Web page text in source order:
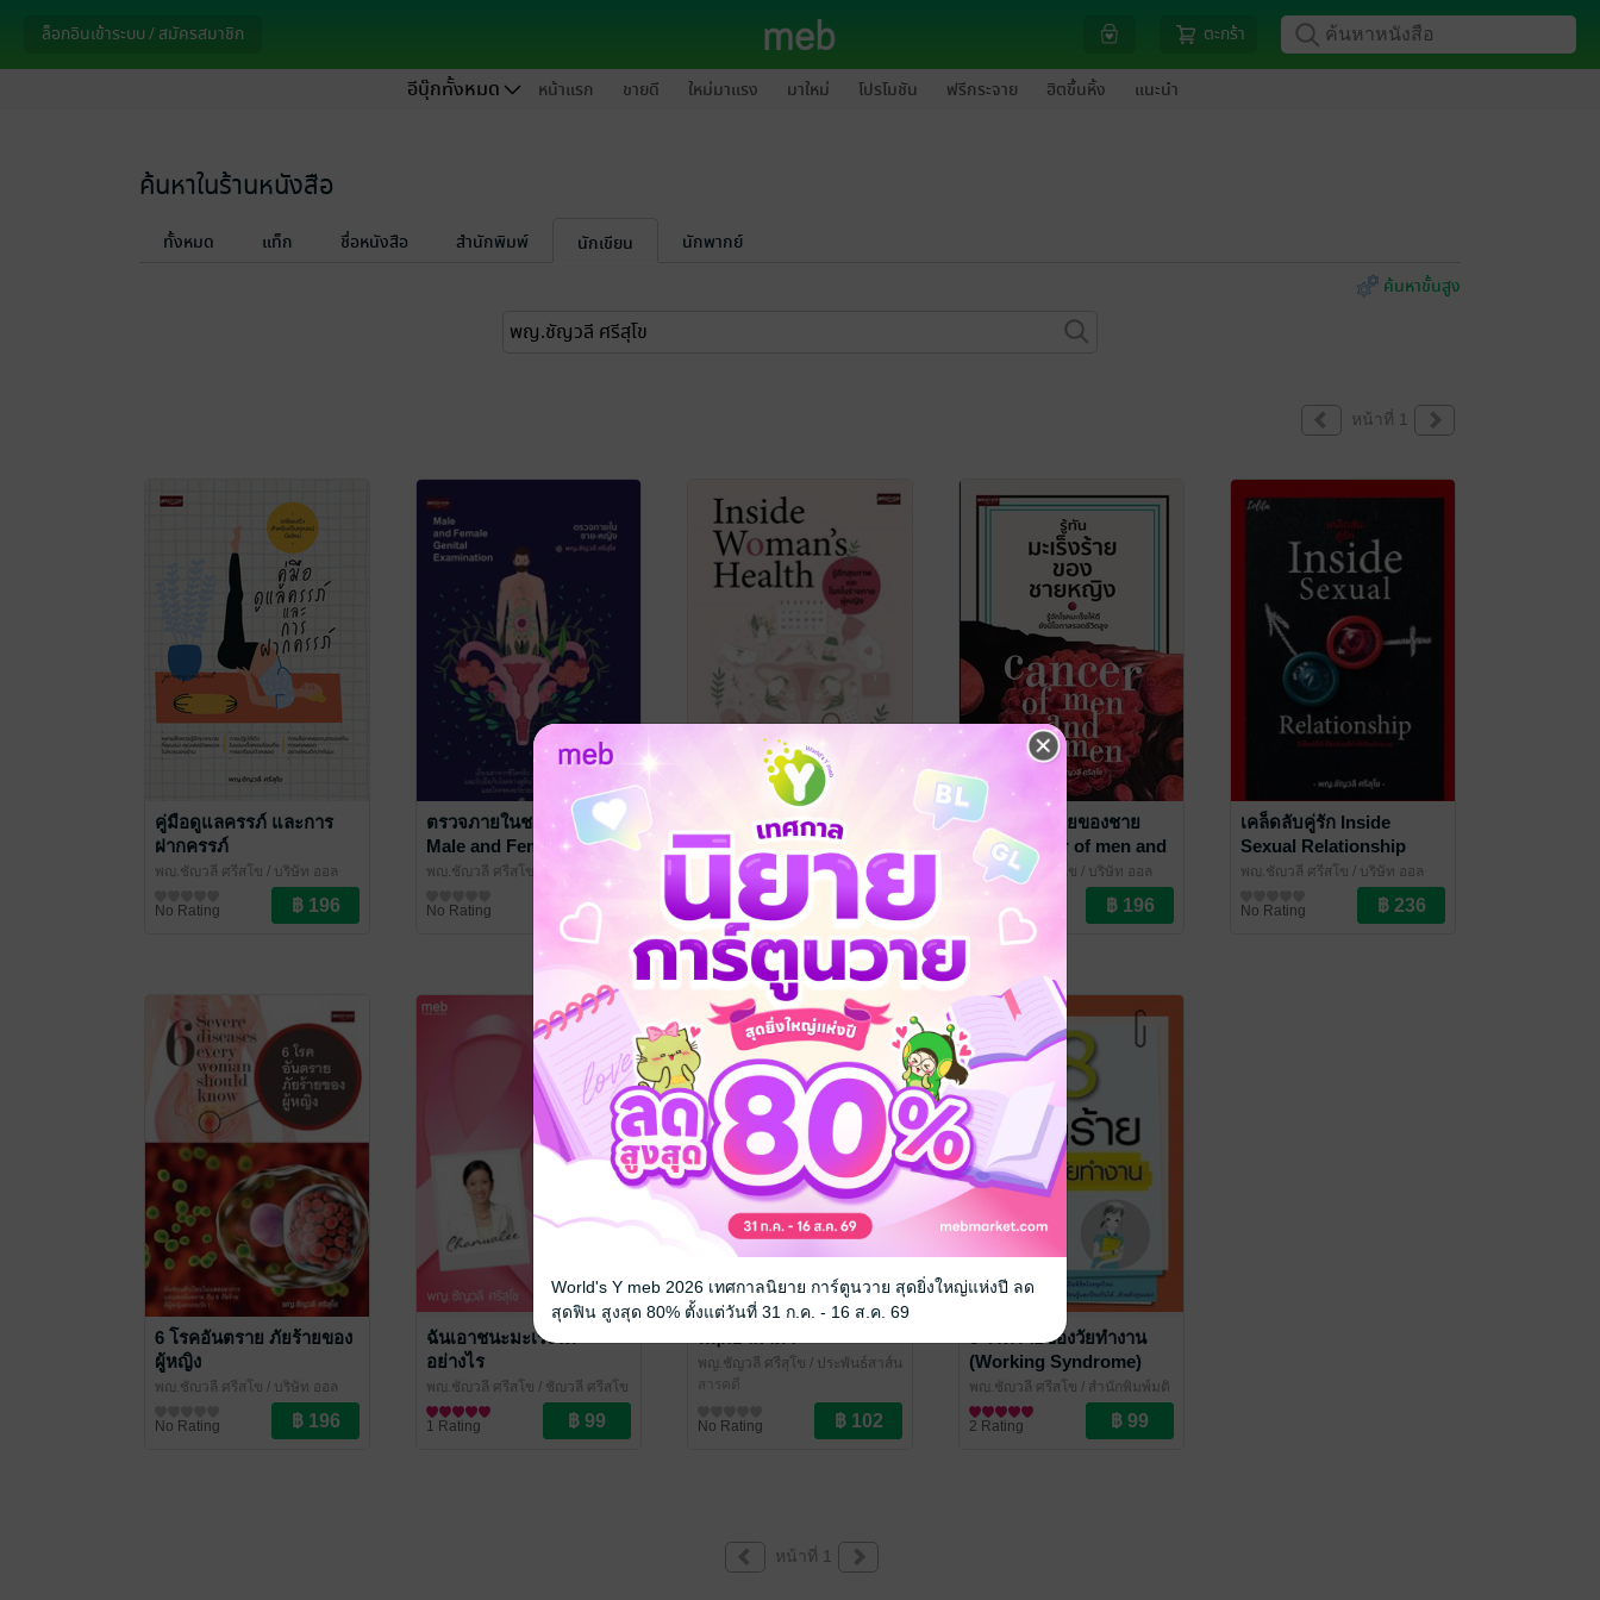
ล็อกอินเข้าระบบ / สมัครสมาชิก ตะกร้า
อีบุ๊กทั้งหมด หน้าแรก ขายดี ใหม่มาแรง มาใหม่ โปรโมชัน ฟรีกระจาย ฮิตขึ้นหิ้ง แนะนำ
ค้นหาในร้านหนังสือ
ทั้งหมด แท็ก ชื่อหนังสือ สำนักพิมพ์ นักเขียน
นักพากย์
ค้นหาขั้นสูง
หน้าที่ 1
คู่มือดูแลครรภ์ และการ
ฝากครรภ์
พญ.ชัญวลี ศรีสุโข / บริษัท ออล
No Rating
ตรวจภายในชาย-หญิง
Male and Female Genital
Examination
พญ.ชัญวลี ศรีสุโข / บริษัท ออล
No Rating
Inside Woman’s Health รู้
ลึกสุขภาพ และโรคใน
ร่างกายผู้หญิง
พญ.ชัญวลี ศรีสุโข
/ บริษัท ออล
เดย์ ช็อปปิ้ง จำกัด
สุขภาพ
No Rating
รู้ทันมะเร็งร้ายของชาย
หญิง Cancer of men and
women
พญ.ชัญวลี ศรีสุโข / บริษัท ออล
เดย์ ช็อปปิ้ง จำกัด
สุขภาพ
No Rating
เคล็ดลับคู่รัก Inside
Sexual Relationship
พญ.ชัญวลี ศรีสุโข / บริษัท ออล
No Rating
6 โรคอันตราย ภัยร้ายของ
ผู้หญิง
พญ.ชัญวลี ศรีสุโข / บริษัท ออล
No Rating
ฉันเอาชนะมะเร็งได้
อย่างไร
พญ.ชัญวลี ศรีสุโข / ชัญวลี ศรีสุโข
หมอหวิว
สุขภาพ
1 Rating
พญ.ชัญวลี ศรีสุโข / ประพันธ์สาส์น
สารคดี
No Rating
8 โรคร้ายของวัยทำงาน
(Working Syndrome)
พญ.ชัญวลี ศรีสุโข / สำนักพิมพ์มติ
ชน
สุขภาพ
2 Rating
หน้าที่ 1
World's Y meb 2026 เทศกาลนิยาย การ์ตูนวาย สุดยิ่งใหญ่แห่งปี ลด
สุดฟิน สูงสุด 80% ตั้งแต่วันที่ 31 ก.ค. - 16 ส.ค. 69